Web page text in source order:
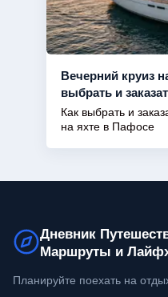
Вечерний круиз
выбрать и
Как выбрать и
на яхте в Пафосе
Дневник
Маршруты и
Планируйте поехать на